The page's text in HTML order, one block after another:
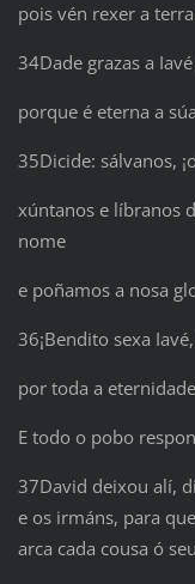
pois vén rexer a
34Dade grazas a
porque é eterna a
35Dicide: sálvanos,
xúntanos e líbranos
nome
e poñamos a nosa
36¡Bendito sexa
por toda a
E todo o pobo
37David deixou alí,
e os irmáns, para
arca cada cousa ó